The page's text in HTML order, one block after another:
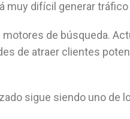
muy difícil generar
de búsqueda.
de atraer clientes
sigue siendo uno de